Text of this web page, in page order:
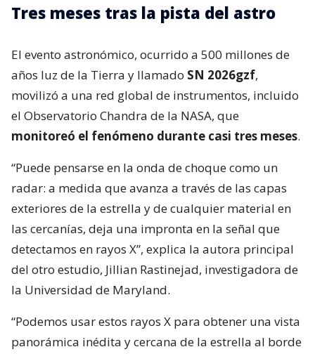
Tres meses tras la pista del astro
El evento astronómico, ocurrido a 500 millones de
años luz de la Tierra y llamado SN 2026gzf,
movilizó a una red global de instrumentos, incluido
el Observatorio Chandra de la NASA, que
monitoreó el fenómeno durante casi tres meses.
“Puede pensarse en la onda de choque como un
radar: a medida que avanza a través de las capas
exteriores de la estrella y de cualquier material en
las cercanías, deja una impronta en la señal que
detectamos en rayos X”, explica la autora principal
del otro estudio, Jillian Rastinejad, investigadora de
la Universidad de Maryland.
“Podemos usar estos rayos X para obtener una vista
panorámica inédita y cercana de la estrella al borde